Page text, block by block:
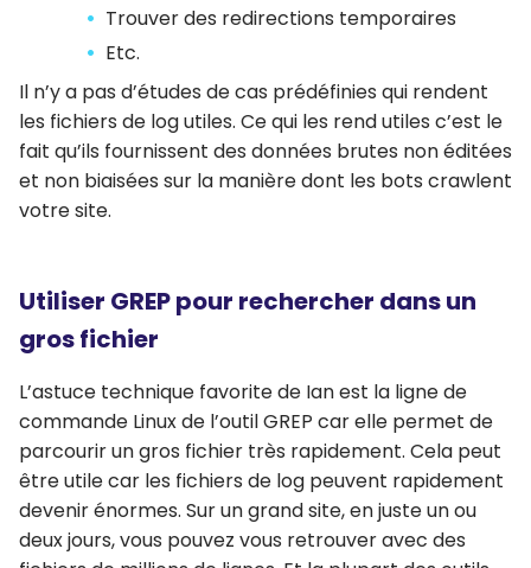
Trouver des redirections temporaires
Etc.
Il n’y a pas d’études de cas prédéfinies qui rendent
les fichiers de log utiles. Ce qui les rend utiles c’est le
fait qu’ils fournissent des données brutes non éditées
et non biaisées sur la manière dont les bots crawlent
votre site.
Utiliser GREP pour rechercher dans un
gros fichier
L’astuce technique favorite de Ian est la ligne de
commande Linux de l’outil GREP car elle permet de
parcourir un gros fichier très rapidement. Cela peut
être utile car les fichiers de log peuvent rapidement
devenir énormes. Sur un grand site, en juste un ou
deux jours, vous pouvez vous retrouver avec des